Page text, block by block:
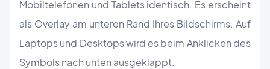
Mobiltelefonen und Tablets identisch. Es erscheint
als Overlay am unteren Rand Ihres Bildschirms. Auf
Laptops und Desktops wird es beim Anklicken des
Symbols nach unten ausgeklappt.